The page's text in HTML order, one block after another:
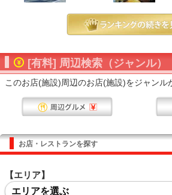
[有料] 周辺検索（ジャンル）
このお店(施設)周辺のお店(施設)をジャンル
お店・レストランを探す
【エリア】
エリアを選ぶ